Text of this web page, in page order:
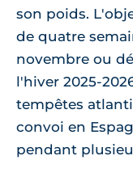
son poids.
de quatre
novembre ou
l'hiver 2025-
tempêtes
convoi en
pendant